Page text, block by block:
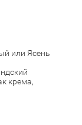
или Ясень
крема,